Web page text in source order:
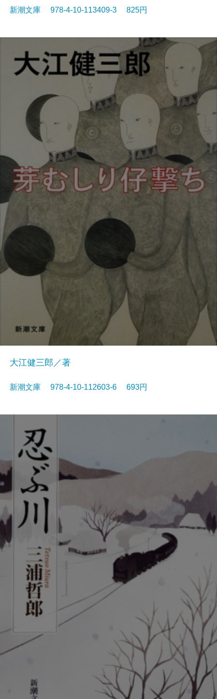
新潮文庫 978-4-10-113409-3 825円
大江健三郎／著
新潮文庫 978-4-10-112603-6 693円